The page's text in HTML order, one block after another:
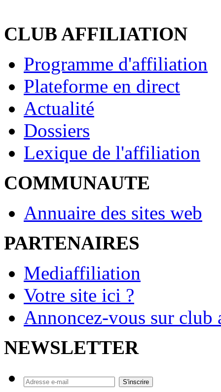
CLUB AFFILIATION
Programme d'affiliation
Plateforme en direct
Actualité
Dossiers
Lexique de l'affiliation
COMMUNAUTE
Annuaire des sites web
PARTENAIRES
Mediaffiliation
Votre site ici ?
Annoncez-vous sur
NEWSLETTER